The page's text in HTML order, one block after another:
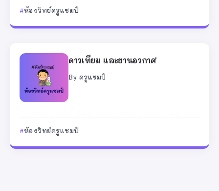
ห้องวิทย์ครูแชมป์
ดาวเทียม และยานอวกาศ
By ครูแชมป์
ห้องวิทย์ครูแชมป์